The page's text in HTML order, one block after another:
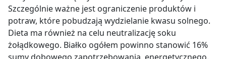
Szczególnie ważne jest ograniczenie produktów i
potraw, które pobudzają wydzielanie kwasu solnego.
Dieta ma również na celu neutralizację soku
żołądkowego. Białko ogółem powinno stanowić 16%
sumy dobowego zapotrzebowania energetycznego,